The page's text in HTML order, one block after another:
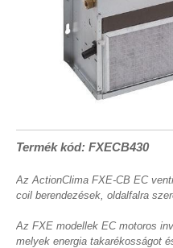
Termék kód: FXECB430
Az ActionClima FXE-CB EC
coil berendezések, oldalfalra
Az FXE modellek EC motoros
melyek energia takarékosságot